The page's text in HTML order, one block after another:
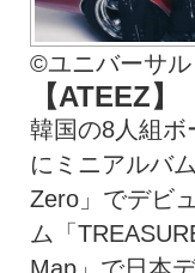
©ユニバーサル
【ATEEZ】
韓国の8人組ボ
にミニアルバ
Zero」でデビ
ム「